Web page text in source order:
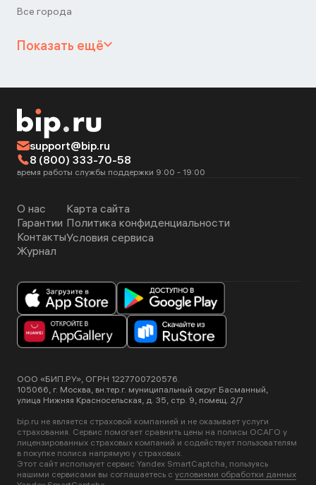
Все города
Показать ещё
support@bip.ru
8 (800) 333-70-58
время работы службы поддержки 9:00 - 19:00
О нас
Гарантии
Контакты
Журнал
Карта сайта
Политика конфиденциальности
Условия сервиса
ООО «БИП.РУ», ОГРН 1227700720576.
105066, г. Москва, вн.тер.г. муниципальный округ Басманный,
улица Нижняя Красносельская, д. 35, стр. 9, помещ. 2/7
bip.ru не является страховой компанией и не оказывает услуги
страхования. Сервис помогает сравнить цены на полисы ОСАГО у
лицензированных страховых компаний и содействует пользователям
в покупке полиса напрямую у страховых.
Этот сайт использует сервис Yandex SmartCaptcha, пользуясь
нашими сервисами вы соглашаетесь с условиями обработки данных